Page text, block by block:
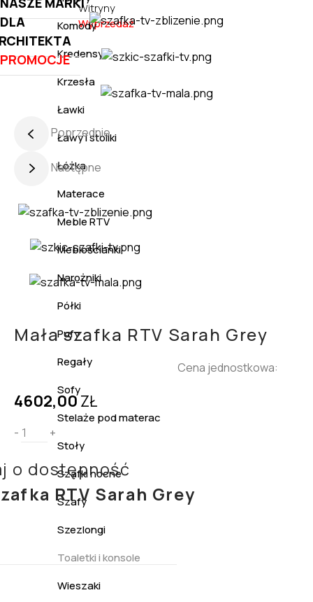
Witryny
Wyprzedaż
Komody
Kredensy
Krzesła
Ławki
Ławy i stoliki
Łóżka
Materace
Meble RTV
Meblościanki
Narożniki
Półki
Pufy
Regały
Sofy
Stelaże pod materac
Stoły
Szafki nocne
Szafy
Szezlongi
Toaletki i konsole
Wieszaki
DLA
PROMOCJE
Poprzednie
Następne
Mała szafka RTV Sarah Grey
Cena jednostkowa:
4602,00ZŁ
- +
o dostępność
RTV Sarah Grey